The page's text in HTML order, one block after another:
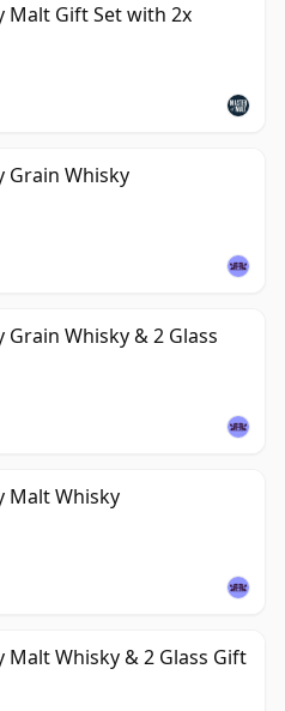
Malt Gift Set with 2x
Grain Whisky
Grain Whisky & 2 Glass
Malt Whisky
Malt Whisky & 2 Glass Gift